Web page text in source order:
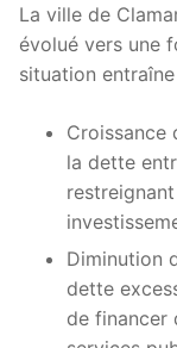
La ville de
évolué vers une
situation
Croissance
la dette
Diminution
dette
de financer